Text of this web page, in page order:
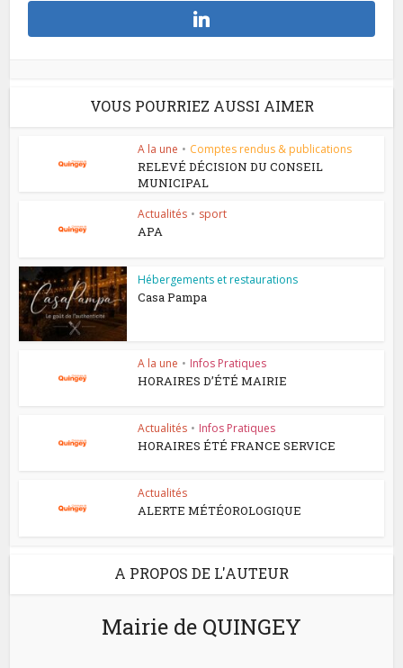
VOUS POURRIEZ AUSSI AIMER
A la une • Comptes rendus & publications
RELEVÉ DÉCISION DU CONSEIL
MUNICIPAL
Actualités • sport
APA
Hébergements et restaurations
Casa Pampa
A la une • Infos Pratiques
HORAIRES D’ÉTÉ MAIRIE
Actualités • Infos Pratiques
HORAIRES ÉTÉ FRANCE SERVICE
Actualités
ALERTE MÉTÉOROLOGIQUE
A PROPOS DE L'AUTEUR
Mairie de QUINGEY